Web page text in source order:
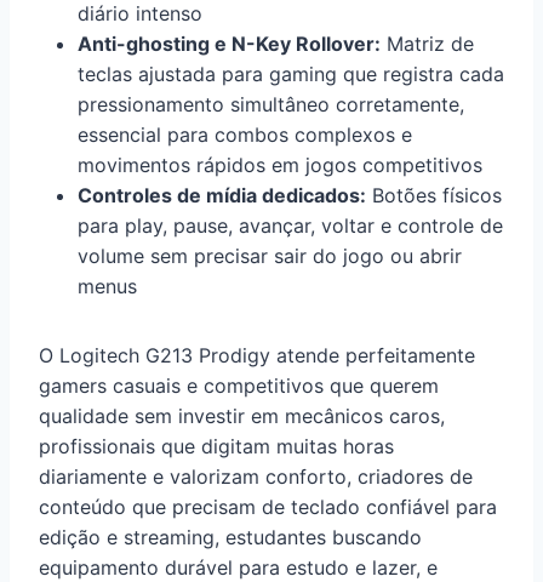
diário intenso
Anti-ghosting e N-Key Rollover: Matriz de
teclas ajustada para gaming que registra cada
pressionamento simultâneo corretamente,
essencial para combos complexos e
movimentos rápidos em jogos competitivos
Controles de mídia dedicados: Botões físicos
para play, pause, avançar, voltar e controle de
volume sem precisar sair do jogo ou abrir
menus
O Logitech G213 Prodigy atende perfeitamente
gamers casuais e competitivos que querem
qualidade sem investir em mecânicos caros,
profissionais que digitam muitas horas
diariamente e valorizam conforto, criadores de
conteúdo que precisam de teclado confiável para
edição e streaming, estudantes buscando
equipamento durável para estudo e lazer, e